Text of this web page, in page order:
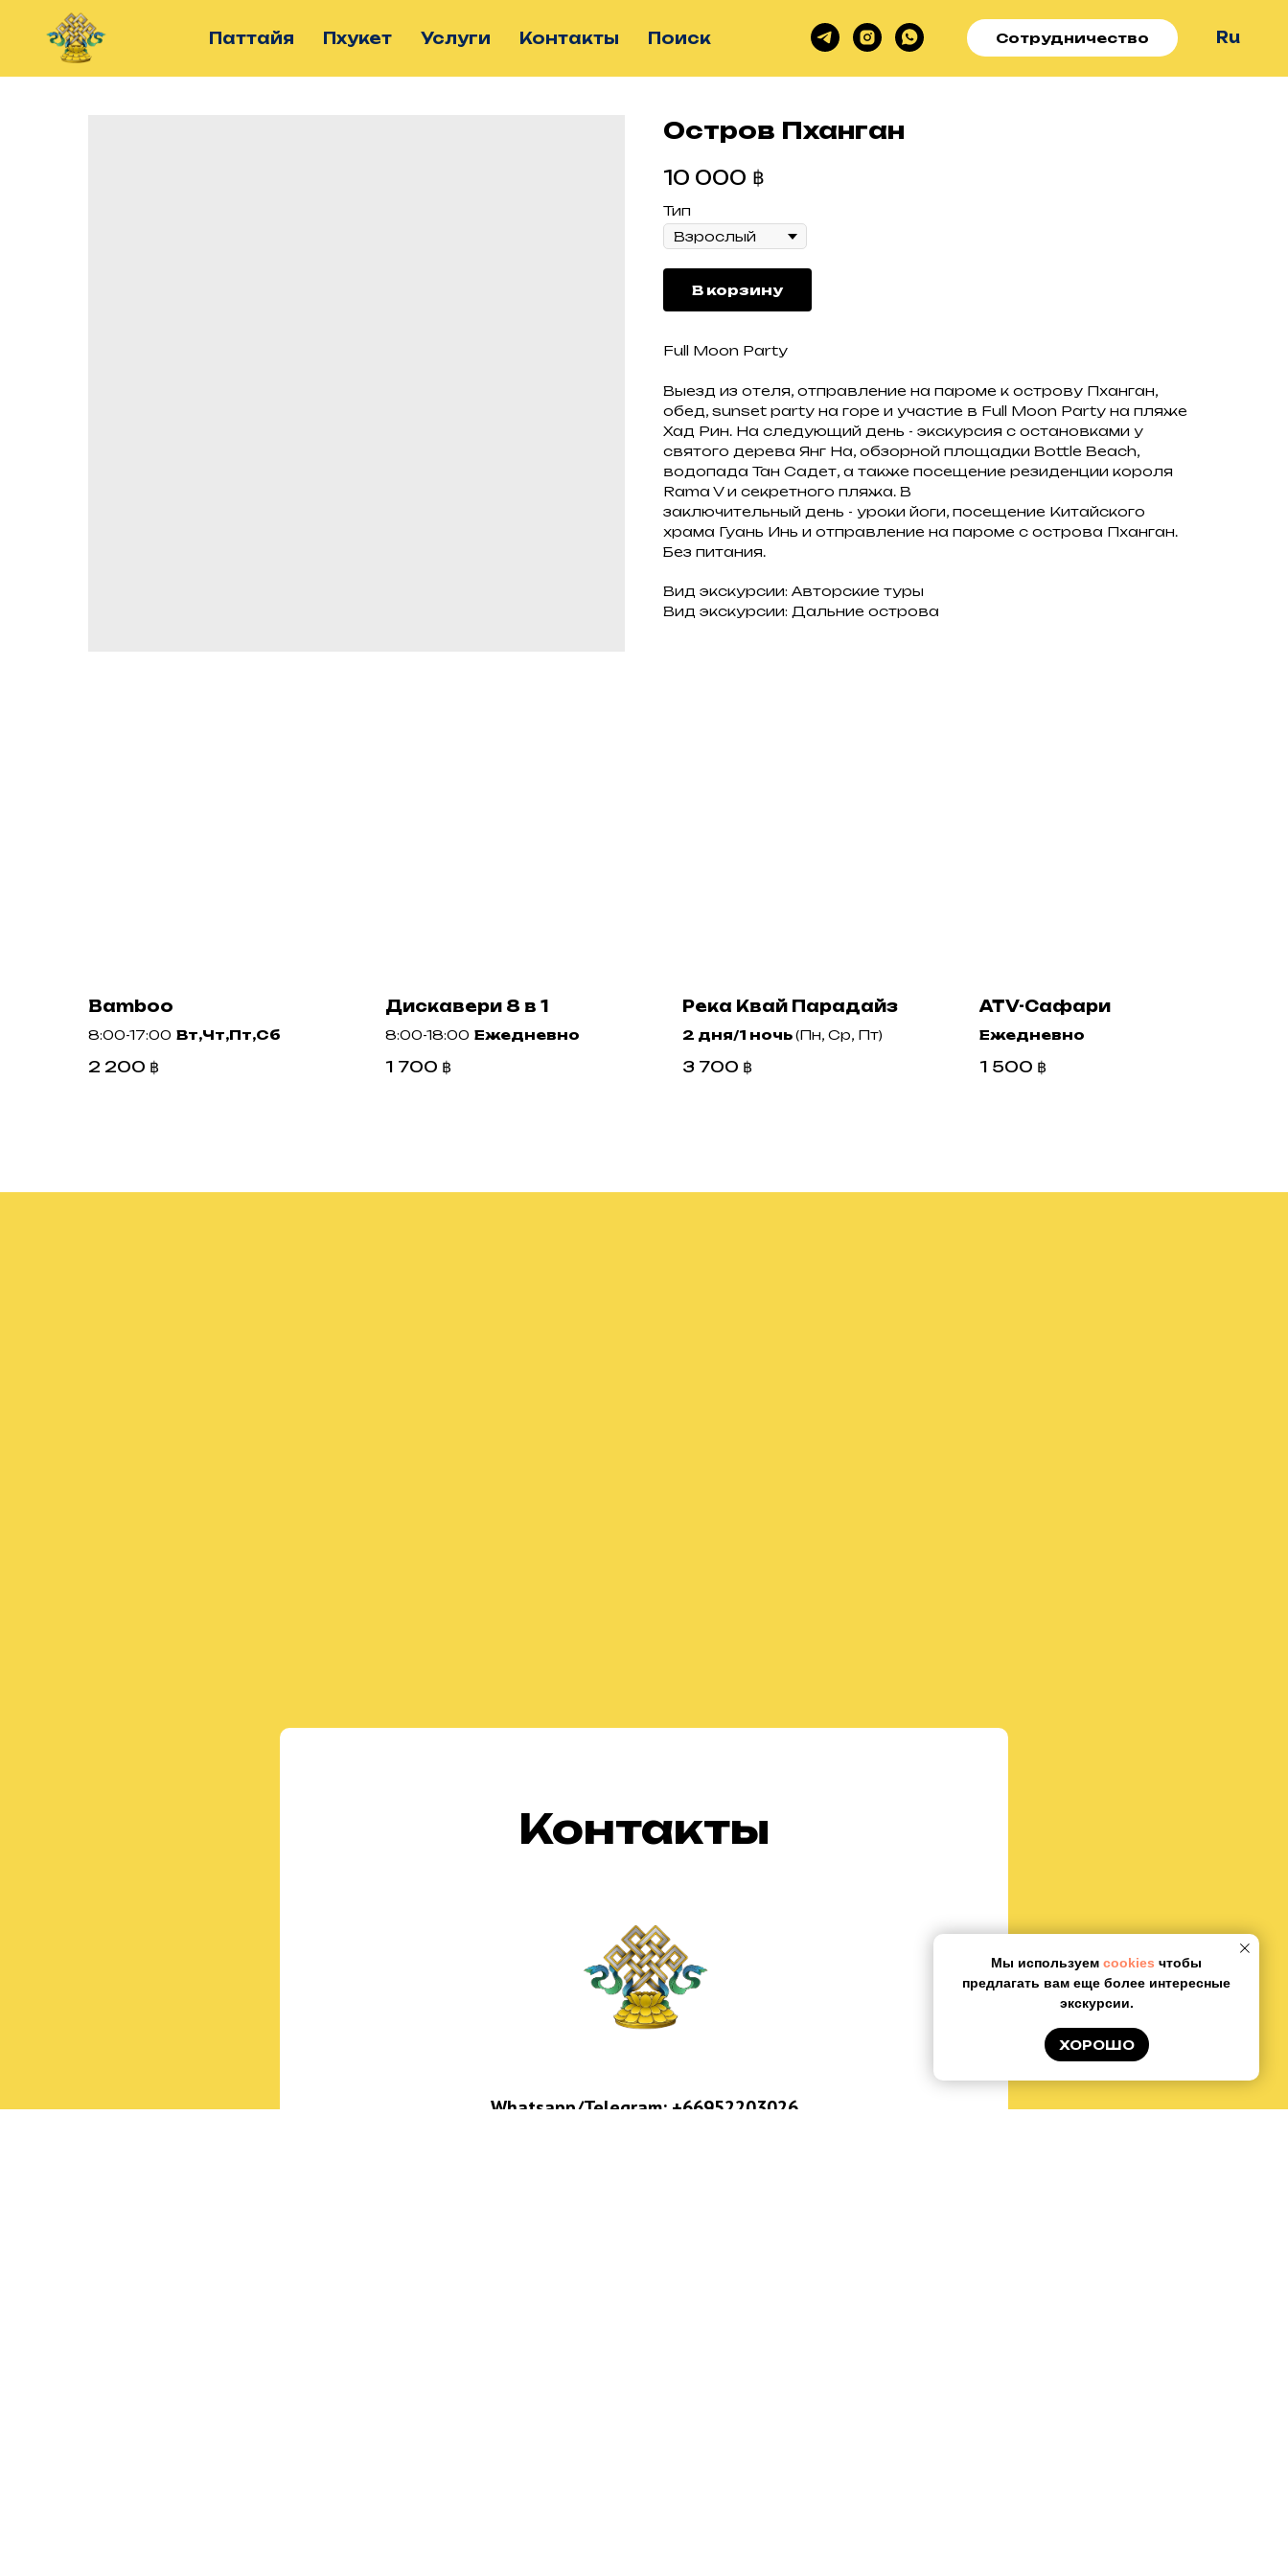
Паттайя Пхукет Услуги Контакты Поиск Сотрудничество Ru
Остров Пханган
10 000 ฿
Тип
В корзину
Full Moon Party
Выезд из отеля, отправление на пароме к острову Пханган,
обед, sunset party на горе и участие в Full Moon Party на пляже
Хад Рин. На следующий день - экскурсия с остановками у
святого дерева Янг На, обзорной площадки Bottle Beach,
водопада Тан Садет, а также посещение резиденции короля
Rama V и секретного пляжа. В
заключительный день - уроки йоги, посещение Китайского
храма Гуань Инь и отправление на пароме с острова Пханган.
Без питания.
Вид экскурсии: Авторские туры
Вид экскурсии: Дальние острова
Bamboo
8:00-17:00 Вт,Чт,Пт,Сб
2 200 ฿
Дискавери 8 в 1
8:00-18:00 Ежедневно
1 700 ฿
Река Квай Парадайз
2 дня/1 ночь(Пн, Ср, Пт)
3 700 ฿
ATV-Сафари
Ежедневно
1 500 ฿
Контакты
Whatsapp/Telegram: +66952203026
Мы используем cookies чтобы
предлагать вам еще более интересные
экскурсии.
ХОРОШО